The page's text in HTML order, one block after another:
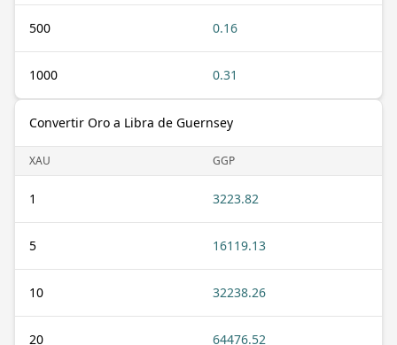
500 0.16
1000 0.31
Convertir Oro a Libra de Guernsey
XAU GGP
1 3223.82
5 16119.13
10 32238.26
20 64476.52